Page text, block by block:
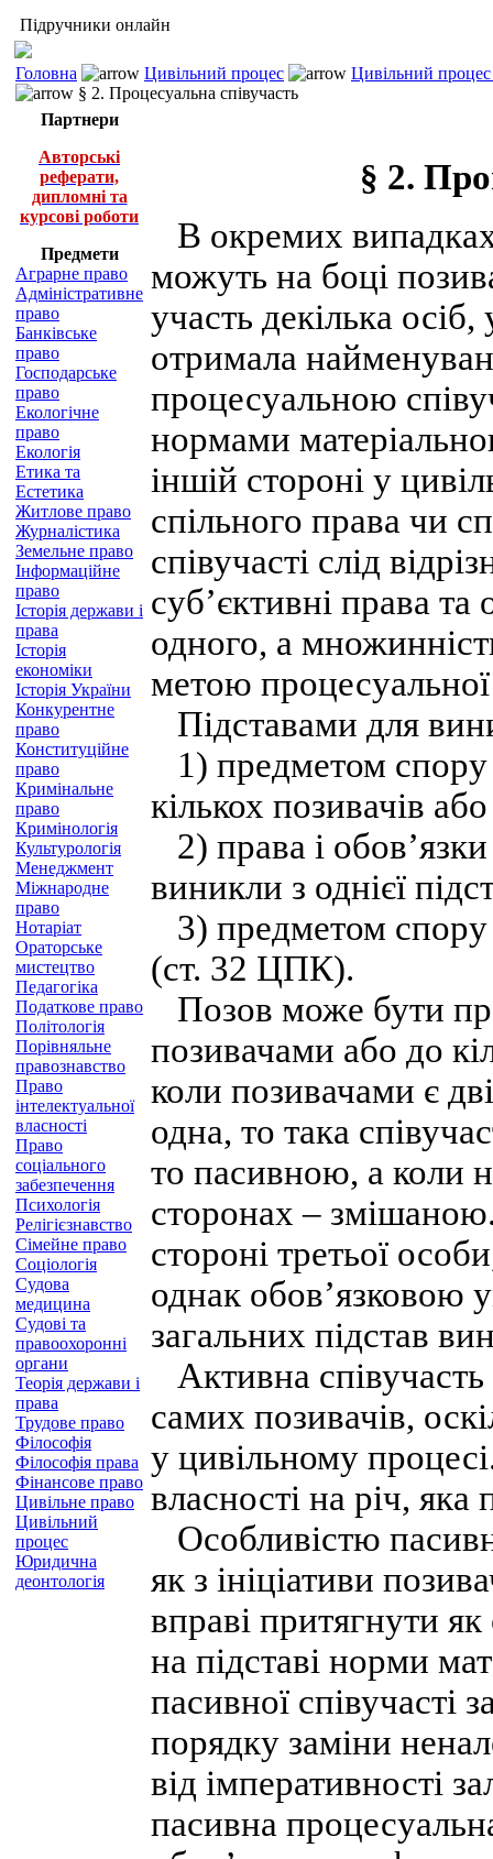
Підручники онлайн
Головна Цивільний процес
Цивільний
§ 2. Процесуальна співучасть
Партнери
Авторські
реферати,
дипломні та
курсові роботи
Предмети
Аграрне право
Адміністративне
право
Банківське
право
Господарське
право
Екологічне
право
Екологія
Етика та
Естетика
Житлове право
Журналістика
Земельне право
Інформаційне
право
Історія держави і
права
Історія
економіки
Історія України
Конкурентне
право
Конституційне
право
Кримінальне
право
Кримінологія
Культурологія
Менеджмент
Міжнародне
право
Нотаріат
Ораторське
мистецтво
Педагогіка
Податкове право
Політологія
Порівняльне
правознавство
Право
інтелектуальної
власності
Право
соціального
забезпечення
Психологія
Релігієзнавство
Сімейне право
Соціологія
Судова
медицина
Судові та
правоохоронні
органи
Теорія держави і
права
Трудове право
Філософія
Філософія права
Фінансове право
Цивільне право
Цивільний
процес
Юридична
деонтологія
§ 2.
В окремих випадках
можуть на боці
участь декілька
отримала
процесуальною
нормами
іншій стороні у
спільного права чи
співучасті слід
суб’єктивні права та
одного, а
метою процесуальної
Підставами для
1) предметом спору
кількох позивачів
2) права і обов’язки
виникли з однієї
3) предметом спору
(ст. 32 ЦПК).
Позов може бути
позивачами або до
коли позивачами є
одна, то така
то пасивною, а коли
сторонах –
стороні третьої
однак обов’язковою
загальних підстав
Активна співучасть
самих позивачів,
у цивільному
власності на річ, яка
Особливістю
як з ініціативи
вправі притягнути як
на підставі норми
пасивної співучасті
порядку заміни
від імперативності
пасивна